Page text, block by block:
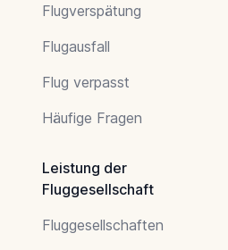
Flugverspätung
Flugausfall
Flug verpasst
Häufige Fragen
Leistung der
Fluggesellschaft
Fluggesellschaften